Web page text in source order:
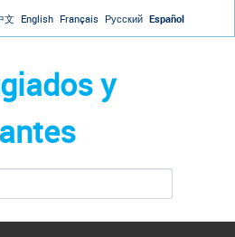
to navigation
文 English Français Русский Español
y